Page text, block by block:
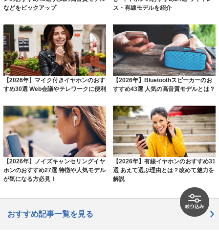
などをピックアップ
ス・有線モデルを紹介
【2026年】マイク付きイヤホンのおす
すめ30選 Web会議やテレワークに便利
【2026年】Bluetoothスピーカーのお
すすめ43選 人気の高音質モデルとは？
【2026年】ノイズキャンセリングイヤ
ホンのおすすめ27選 特徴や人気モデル
が気になる方必見！
【2026年】有線イヤホンのおすすめ31
選 あえて選ぶ理由とは？改めて魅力を
解説
おすすめ記事一覧を見る